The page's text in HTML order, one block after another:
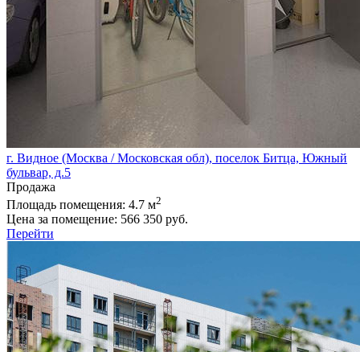
г. Видное (Москва / Московская обл), поселок Битца, Южный
бульвар, д.5
Продажа
Площадь помещения: 4.7 м2
Цена за помещение: 566 350 руб.
Перейти